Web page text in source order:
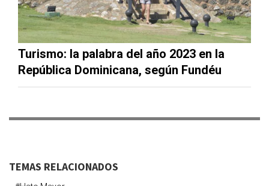
Turismo: la palabra del año 2023 en la
República Dominicana, según Fundéu
TEMAS RELACIONADOS